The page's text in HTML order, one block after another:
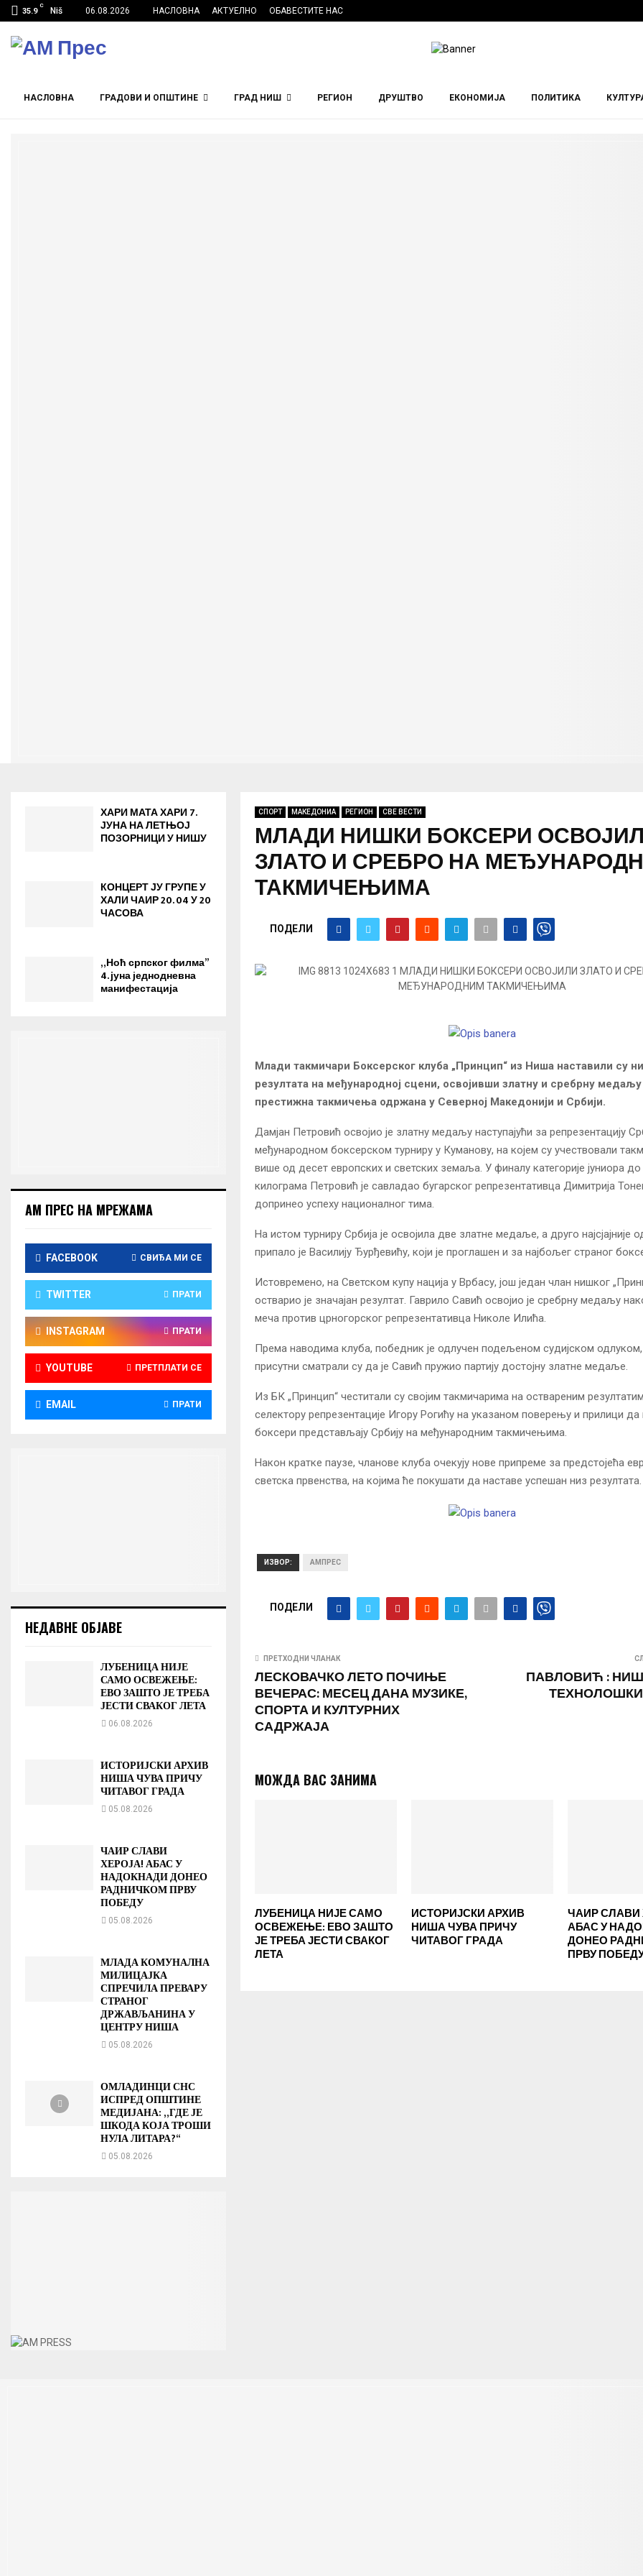
35.9
C
Niš 06.08.2026 НАСЛОВНА АКТУЕЛНО ОБАВЕСТИТЕ НАС
НАСЛОВНА ГРАДОВИ И ОПШТИНЕ ГРАД НИШ РЕГИОН ДРУШТВО ЕКОНОМИЈА ПОЛИТИКА
СПОРТ МАКЕДОНИА РЕГИОН СВЕ ВЕСТИ
МЛАДИ НИШКИ БОКСЕРИ
ЗЛАТО И СРЕБРО НА
ТАКМИЧЕЊИМА
ПОДЕЛИ
Млади такмичари Боксерског клуба „Принцип“ из Ниша наставили су
резултата на међународној сцени, освојивши златну и сребрну
престижна такмичења одржана у Северној Македонији и Србији.
Дамјан Петровић освојио је златну медаљу наступајући за репрезентацију
међународном боксерском турниру у Куманову, на којем су учествовали
више од десет европских и светских земаља. У финалу категорије јуниора до
килограма Петровић је савладао бугарског репрезентативца Димитрија
допринео успеху националног тима.
На истом турниру Србија је освојила две златне медаље, а друго најсјајније
припало је Василију Ђурђевићу, који је проглашен и за најбољег страног
Истовремено, на Светском купу нација у Врбасу, још један члан нишког
остварио је значајан резултат. Гаврило Савић освојио је сребрну медаљу
меча против црногорског репрезентативца Николе Илића.
Према наводима клуба, победник је одлучен подељеном судијском
присутни сматрали су да је Савић пружио партију достојну златне медаље.
Из БК „Принцип“ честитали су својим такмичарима на оствареним
селектору репрезентације Игору Рогићу на указаном поверењу и прилици
боксери представљају Србију на међународним такмичењима.
Након кратке паузе, чланове клуба очекују нове припреме за предстојећа
светска првенства, на којима ће покушати да наставе успешан низ резултата.
ИЗВОР: AMПРЕС
ПОДЕЛИ
ПРЕТХОДНИ ЧЛАНАК
ЛЕСКОВАЧКО ЛЕТО ПОЧИЊЕ
ВЕЧЕРАС: МЕСЕЦ ДАНА МУЗИКЕ,
СПОРТА И КУЛТУРНИХ
САДРЖАЈА
ПАВЛОВИЋ :
МОЖДА ВАС ЗАНИМА
ЛУБЕНИЦА НИЈЕ САМО
ОСВЕЖЕЊЕ: ЕВО ЗАШТО
ЈЕ ТРЕБА ЈЕСТИ СВАКОГ
ЛЕТА
ИСТОРИЈСКИ АРХИВ
НИША ЧУВА ПРИЧУ
ЧИТАВОГ ГРАДА
ЧАИР СЛАВИ
АБАС У
ДОНЕО
ПРВУ
ХАРИ МАТА ХАРИ 7.
ЈУНА НА ЛЕТЊОЈ
ПОЗОРНИЦИ У НИШУ
КОНЦЕРТ ЈУ ГРУПЕ У
ХАЛИ ЧАИР 20. 04 У 20
ЧАСОВА
„Ноћ српског филма”
4. јуна jеднодневна
манифестација
АМ ПРЕС НА МРЕЖАМА
FACEBOOK СВИЂА МИ СЕ
TWITTER ПРАТИ
INSTAGRAM ПРАТИ
YOUTUBE ПРЕТПЛАТИ СЕ
EMAIL ПРАТИ
НЕДАВНЕ ОБЈАВЕ
ЛУБЕНИЦА НИЈЕ
САМО ОСВЕЖЕЊЕ:
ЕВО ЗАШТО ЈЕ ТРЕБА
ЈЕСТИ СВАКОГ ЛЕТА
06.08.2026
ИСТОРИЈСКИ АРХИВ
НИША ЧУВА ПРИЧУ
ЧИТАВОГ ГРАДА
05.08.2026
ЧАИР СЛАВИ
ХЕРОЈА! АБАС У
НАДОКНАДИ ДОНЕО
РАДНИЧКОМ ПРВУ
ПОБЕДУ
05.08.2026
МЛАДА КОМУНАЛНА
МИЛИЦАЈКА
СПРЕЧИЛА ПРЕВАРУ
СТРАНОГ
ДРЖАВЉАНИНА У
ЦЕНТРУ НИША
05.08.2026
ОМЛАДИНЦИ СНС
ИСПРЕД ОПШТИНЕ
МЕДИЈАНА: „ГДЕ ЈЕ
ШКОДА КОЈА ТРОШИ
НУЛА ЛИТАРА?“
05.08.2026